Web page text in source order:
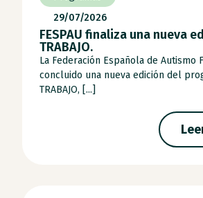
29/07/2026
FESPAU finaliza una nueva
TRABAJO.
La Federación Española de Autismo
concluido una nueva edición del
TRABAJO, [...]